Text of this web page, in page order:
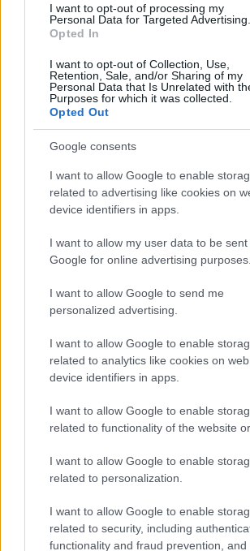
I want to opt-out of processing my
Personal Data for Targeted Advertising.
Opted In
I want to opt-out of Collection, Use,
Retention, Sale, and/or Sharing of my
Personal Data that Is Unrelated with
Purposes for which it was collected.
Opted Out
Google consents
I want to allow Google to enable
related to advertising like cookies on
device identifiers in apps.
I want to allow my user data to be sent
Google for online advertising purposes.
I want to allow Google to send me
personalized advertising.
I want to allow Google to enable
related to analytics like cookies on
device identifiers in apps.
I want to allow Google to enable
related to functionality of the website
I want to allow Google to enable
related to personalization.
I want to allow Google to enable
related to security, including
functionality and fraud prevention, and
Könnyfakasztó búcsú:
levélben köszönt el Astoritól
Gianluigi Buffon megható üzenetben
csapatkapitánytól és válogatott
Astoritól, akivel a nemzeti csapatban
együtt.
Itt állíthatod be, hogy a
Tetszett a cikk? Megosztanád?
Link másolása
#TRAGÉDIA
#FIORENTINA